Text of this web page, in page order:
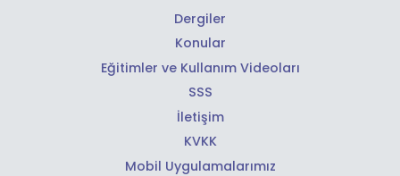
Dergiler
Konular
Eğitimler ve Kullanım Videoları
SSS
İletişim
KVKK
Mobil Uygulamalarımız